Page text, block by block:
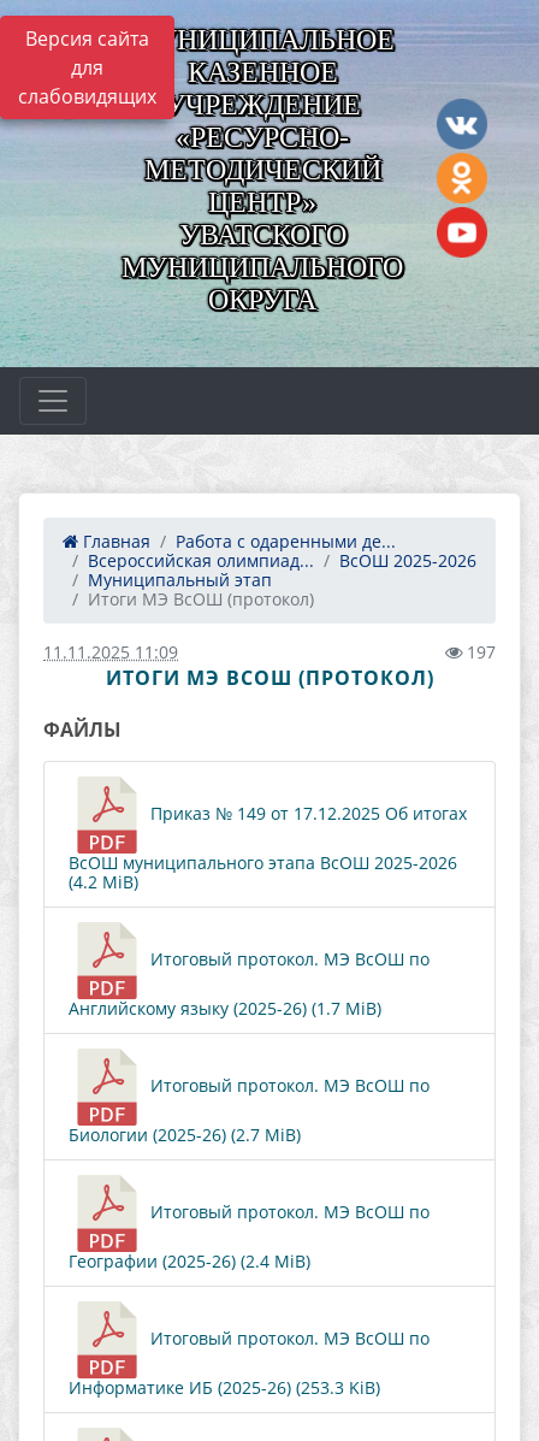
Версия сайта
для
слабовидящих
МУНИЦИПАЛЬНОЕ
КАЗЕННОЕ
УЧРЕЖДЕНИЕ
«РЕСУРСНО-
МЕТОДИЧЕСКИЙ
ЦЕНТР»
УВАТСКОГО
МУНИЦИПАЛЬНОГО
ОКРУГА
Главная
Работа с одаренными де...
Всероссийская олимпиад...
ВсОШ 2025-2026
Муниципальный этап
Итоги МЭ ВсОШ (протокол)
11.11.2025 11:09 197
ИТОГИ МЭ ВСОШ (ПРОТОКОЛ)
ФАЙЛЫ
Приказ № 149 от 17.12.2025 Об итогах
ВсОШ муниципального этапа ВсОШ 2025-2026
(4.2 MiB)
Итоговый протокол. МЭ ВсОШ по
Английскому языку (2025-26) (1.7 MiB)
Итоговый протокол. МЭ ВсОШ по
Биологии (2025-26) (2.7 MiB)
Итоговый протокол. МЭ ВсОШ по
Географии (2025-26) (2.4 MiB)
Итоговый протокол. МЭ ВсОШ по
Информатике ИБ (2025-26) (253.3 KiB)